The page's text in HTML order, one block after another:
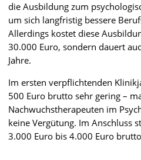
die Ausbildung zum
um sich langfristig bessere
Allerdings kostet diese
30.000 Euro, sondern dauert
Jahre.
Im ersten verpflichtenden
500 Euro brutto sehr gering –
Nachwuchstherapeuten im
keine Vergütung. Im Anschluss
3.000 Euro bis 4.000 Euro